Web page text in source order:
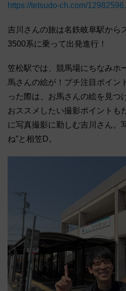
https://tetsudo-ch.com/
吉川さんの旅は名鉄岐阜駅から
3500系に乗って出発進行！
笠松駅では、競馬場にちなみホ
馬さんの絵が！プチ注目ポイン
った際は、お馬さんの絵を見つ
おススメしたい撮影ポイントも
に写真撮影に勤しむ吉川さん。
ね”と相笠D。